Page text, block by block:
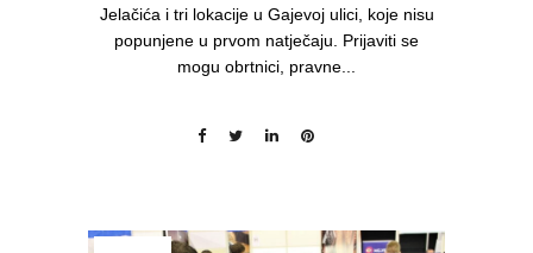
Jelačića i tri lokacije u Gajevoj ulici, koje nisu
popunjene u prvom natječaju. Prijaviti se
mogu obrtnici, pravne...